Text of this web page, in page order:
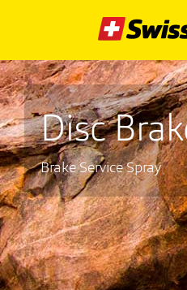
Disc
Brake Service Spray